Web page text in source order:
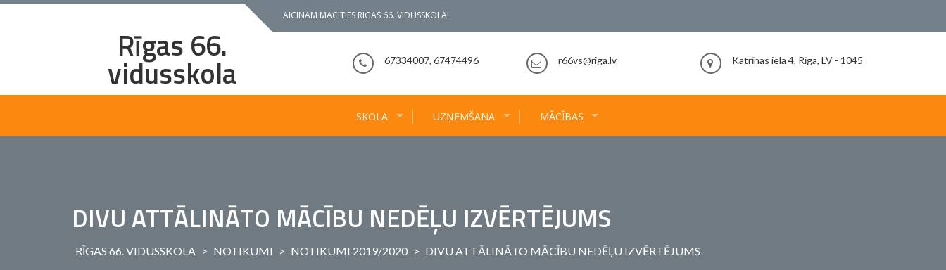
Skip
AICINĀM MĀCĪTIES RĪGAS 66. VIDUSSKOLĀ!
Rīgas 66.
vidusskola 67334007, 67474496 r66vs@riga.lv Katrīnas iela 4, Rīga, LV - 1045
SKOLA UZŅEMŠANA MĀCĪBAS
DIVU ATTĀLINĀTO MĀCĪBU NEDĒĻU IZVĒRTĒJUMS
RĪGAS 66. VIDUSSKOLA > NOTIKUMI > NOTIKUMI 2019/2020 > DIVU ATTĀLINĀTO MĀCĪBU NEDĒĻU IZVĒRTĒJUMS